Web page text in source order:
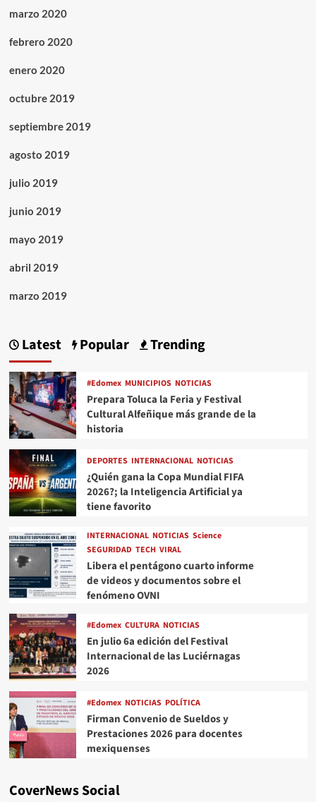
marzo 2020
febrero 2020
enero 2020
octubre 2019
septiembre 2019
agosto 2019
julio 2019
junio 2019
mayo 2019
abril 2019
marzo 2019
Latest Popular Trending
#Edomex MUNICIPIOS NOTICIAS
Prepara Toluca la Feria y Festival
Cultural Alfeñique más grande de la
historia
DEPORTES INTERNACIONAL NOTICIAS
¿Quién gana la Copa Mundial FIFA
2026?; la Inteligencia Artificial ya
tiene favorito
INTERNACIONAL NOTICIAS Science
SEGURIDAD TECH VIRAL
Libera el pentágono cuarto informe
de videos y documentos sobre el
fenómeno OVNI
#Edomex CULTURA NOTICIAS
En julio 6a edición del Festival
Internacional de las Luciérnagas
2026
#Edomex NOTICIAS POLÍTICA
Firman Convenio de Sueldos y
Prestaciones 2026 para docentes
mexiquenses
CoverNews Social